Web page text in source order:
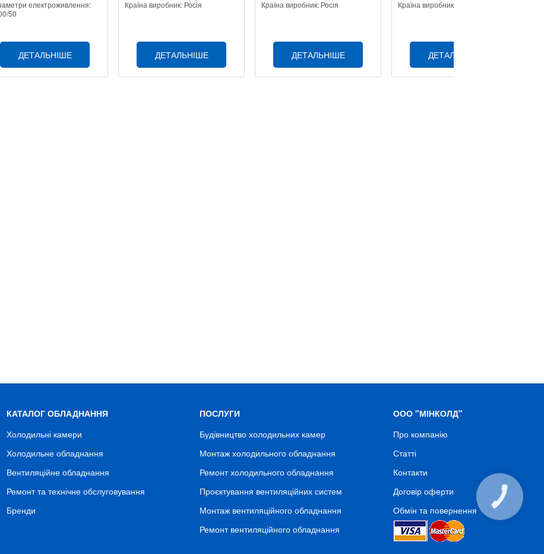
електроживлення:
50
ДЕТАЛЬНІШЕ
Країна виробник: Росія
ДЕТАЛЬНІШЕ
Країна виробник: Росія
ДЕТАЛЬНІШЕ
Країна виробник: Росія
ДЕТАЛЬНІШЕ
КАТАЛОГ ОБЛАДНАННЯ
Холодильні камери
Холодильне обладнання
Вентиляційне обладнання
Ремонт та технічне обслуговування
Бренди
ПОСЛУГИ
Будівництво холодильних камер
Монтаж холодильного обладнання
Ремонт холодильного обладнання
Проєктування вентиляційних систем
Монтаж вентиляційного обладнання
Ремонт вентиляційного обладнання
ООО "МІНКОЛД"
Про компанію
Статті
Контакти
Договір оферти
Обмін та повернення
КНОПКА
СВЯЗИ